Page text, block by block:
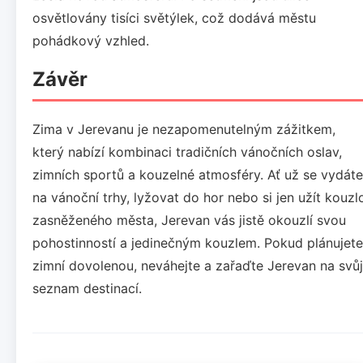
osvětlovány tisíci světýlek, což dodává městu
pohádkový vzhled.
Závěr
Zima v Jerevanu je nezapomenutelným zážitkem,
který nabízí kombinaci tradičních vánočních oslav,
zimních sportů a kouzelné atmosféry. Ať už se vydáte
na vánoční trhy, lyžovat do hor nebo si jen užít
zasněženého města, Jerevan vás jistě okouzlí svou
pohostinností a jedinečným kouzlem. Pokud plánujete
zimní dovolenou, neváhejte a zařaďte Jerevan na svůj
seznam destinací.